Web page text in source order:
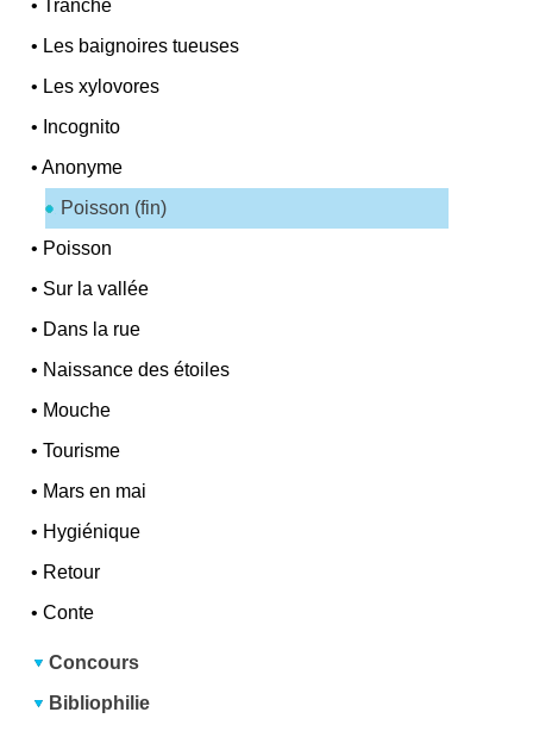
•
Tranche
• Les baignoires tueuses
• Les xylovores
• Incognito
•Anonyme
Poisson (fin)
• Poisson
• Sur la vallée
• Dans la rue
• Naissance des étoiles
• Mouche
•Tourisme
• Mars en mai
• Hygiénique
• Retour
•Conte
Concours
Bibliophilie